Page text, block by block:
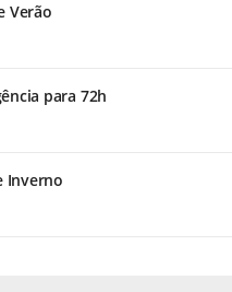
Verão
para 72h
Inverno